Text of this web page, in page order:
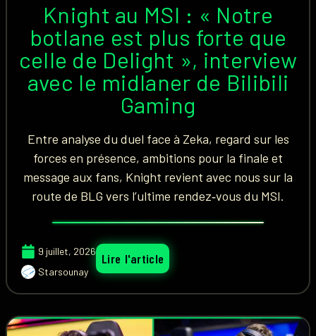
Knight au MSI : « Notre
botlane est plus forte que
celle de Delight », interview
avec le midlaner de Bilibili
Gaming
Entre analyse du duel face à Zeka, regard sur les
forces en présence, ambitions pour la finale et
message aux fans, Knight revient avec nous sur la
route de BLG vers l’ultime rendez‑vous du MSI.
9 juillet, 2026
Starsounay
Lire l'article